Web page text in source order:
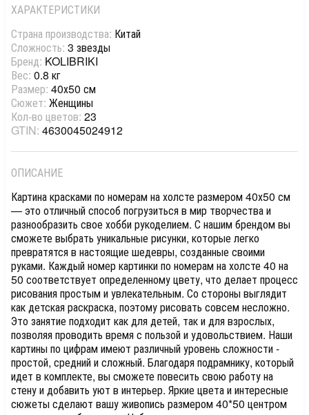
ХАРАКТЕРИСТИКИ
Страна производства: Китай
Сложность: 3 звезды
Бренд: KOLIBRIKI
Вес: 0.8 кг
Размер: 40х50 см
Сюжет: Женщины
Кол-во цветов: 23
GTIN: 4630045024912
ОПИСАНИЕ
Картина красками по номерам на холсте размером 40х50 см
— это отличный способ погрузиться в мир творчества и
разнообразить свое хобби рукоделием. С нашим брендом вы
сможете выбрать уникальные рисунки, которые легко
превратятся в настоящие шедевры, созданные своими
руками. Каждый номер картинки по номерам на холсте 40 на
50 соответствует определенному цвету, что делает процесс
рисования простым и увлекательным. Со стороны выглядит
как детская раскраска, поэтому рисовать совсем несложно.
Это занятие подходит как для детей, так и для взрослых,
позволяя проводить время с пользой и удовольствием. Наши
картины по цифрам имеют различный уровень сложности -
простой, средний и сложный. Благодаря подрамнику, который
идет в комплекте, вы сможете повесить свою работу на
стену и добавить уют в интерьер. Яркие цвета и интересные
сюжеты сделают вашу живопись размером 40*50 центром